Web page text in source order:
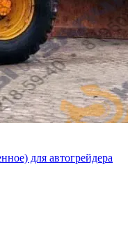
для автогрейдера